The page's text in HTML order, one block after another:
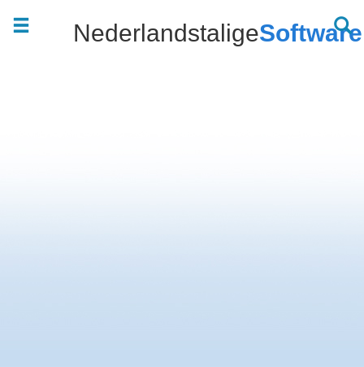
NederlandstaligeSoftware